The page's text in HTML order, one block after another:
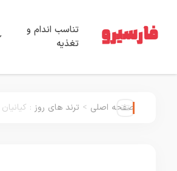
تناسب اندام و
تغذیه
صفحه اصلی > ترند های روز :